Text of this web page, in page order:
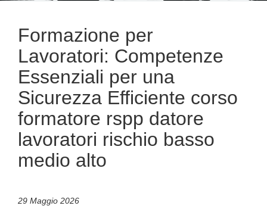
Formazione per
Lavoratori: Competenze
Essenziali per una
Sicurezza Efficiente corso
formatore rspp datore
lavoratori rischio basso
medio alto
29 Maggio 2026